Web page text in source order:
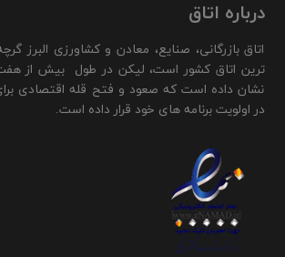
درباره اتاق
اتاق بازرگانی، صنایع، معادن و کشاورزی البرز
ترین اتاق کشور است، لیکن در طول بیش از
نشان داده است که صعود و فتح قله اقتصادی
در اولویت برنامه های خود قرار داده است.